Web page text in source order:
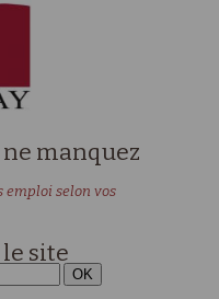
manquez
emploi selon vos
site